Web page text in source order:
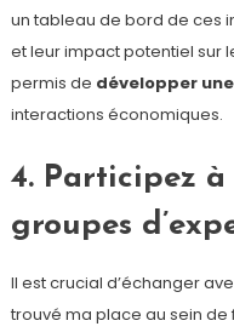
un tableau de bord de ces
et leur impact potentiel sur
permis de développer
interactions économiques.
4. Participez
groupes
Il est crucial d’échanger
trouvé ma place au sein